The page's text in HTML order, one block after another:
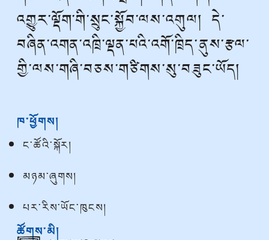
འགྱུར་ལྡོག་གི་སྲུང་སྐྱོབ་ལས་འགུལ། དེ་
བཞིན་འགན་འཁྲི་ལྡན་པའི་འགོ་ཁྲིད་ནུས་རྩལ་
གྱི་ལས་གཞི་བཅས་གཙིགས་སུ་བཟུང་ཡོད།
ཁ་ཕྱོགས།
ང་ཚོའི་སྐོར།
མཉམ་ཞུགས།
པར་རིས་ཡོང་ཁུངས།
ཚོགས་མི།